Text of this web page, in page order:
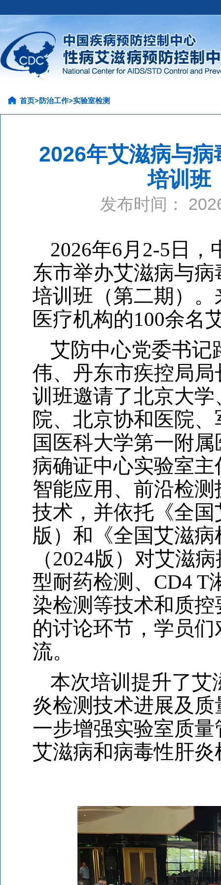
首页>防治工作>实验室检测
2026年艾滋病与
培训班
发布时间：
2026年6月 2-5 日，
东市举办艾滋病与
培训班（第二期）
医疗机构的100余名
艾防中心党委书记
伟、丹东市疾控局
训班邀请了北京大
院、北京协和医院
国医科大学第一附
病确证中心实验室
智能应用、前沿检
技术，并依托《全
版）和《全国艾滋
（2024版）对艾滋
型耐药检测、 CD4 T
染检测等技术和质
的讨论环节，学员
流。
本次培训提升了艾
炎检测技术进展及
一步增强实验室质
艾滋病和病毒性肝